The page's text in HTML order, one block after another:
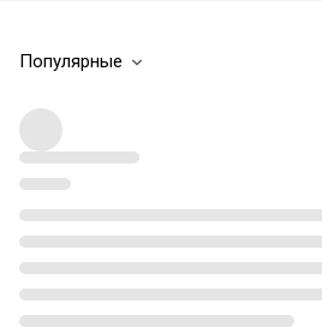
Популярные